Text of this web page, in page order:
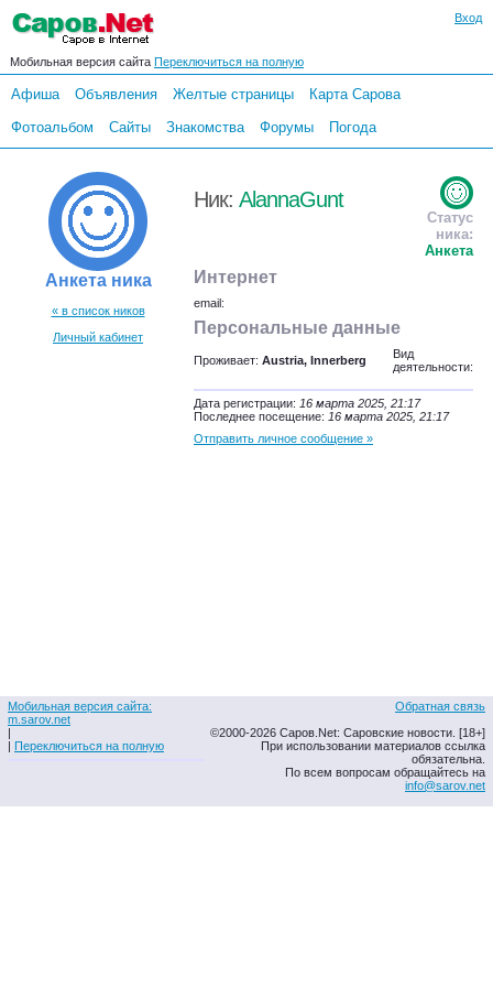
Вход
Мобильная версия сайта Переключиться на полную
Афиша Объявления Желтые страницы
Карта Сарова
Фотоальбом
Сайты Знакомства Форумы Погода
Анкета ника
« в список ников
Личный кабинет
Ник: AlannaGunt
Статус
ника:
Анкета
Интернет
email:
Персональные данные
Проживает: Austria, Innerberg
Вид
деятельности:
Дата регистрации: 16 марта 2025, 21:17
Последнее посещение: 16 марта 2025, 21:17
Отправить личное сообщение »
Мобильная версия сайта:
m.sarov.net
|
| Переключиться на полную
Обратная связь
©2000-2026 Саров.Net: Саровские новости. [18+]
При использовании материалов ссылка
обязательна.
По всем вопросам обращайтесь на
info@sarov.net